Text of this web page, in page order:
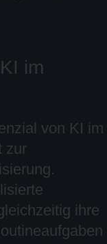
im
von KI im
zur
ihre